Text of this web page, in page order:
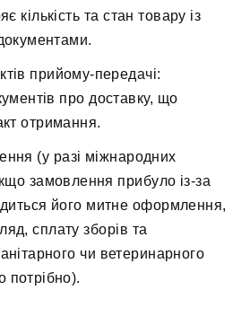
кількість та стан товару із
прийому-передачі:
про доставку, що
отримання.
(у разі міжнародних
замовлення прибуло із-за
його митне оформлення,
сплату зборів та
чи ветеринарного
потрібно).